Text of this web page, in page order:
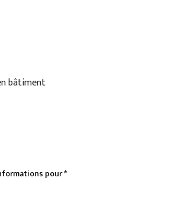
bâtiment
pour*